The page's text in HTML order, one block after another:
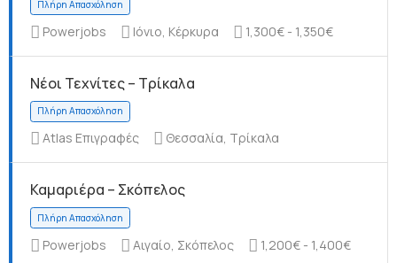
Πλήρη Απασχόληση
Πλήρη Απασχόληση
Powerjobs Ιόνιο, Κέρκυρα 1,300€ - 1,350€
Νέοι Τεχνίτες – Τρίκαλα
Atlas Επιγραφές Θεσσαλία, Τρίκαλα
Καμαριέρα – Σκόπελος
Powerjobs Αιγαίο, Σκόπελος 1,200€ - 1,400€